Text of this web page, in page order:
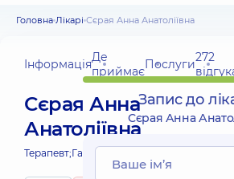
Головна Лікарі Сєрая Анна Анатоліївна
ІнформаціяДе
приймаєПослуги272
Сєрая Анна
Анатоліївна
Терапевт;Гастроентеролог;
Запис до
Сєрая Анна